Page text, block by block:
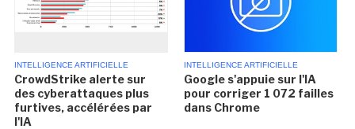
INTELLIGENCE ARTIFICIELLE
CrowdStrike alerte sur
des cyberattaques plus
furtives, accélérées par
l'IA
INTELLIGENCE ARTIFICIELLE
Google s'appuie sur l'IA
pour corriger 1 072 failles
dans Chrome